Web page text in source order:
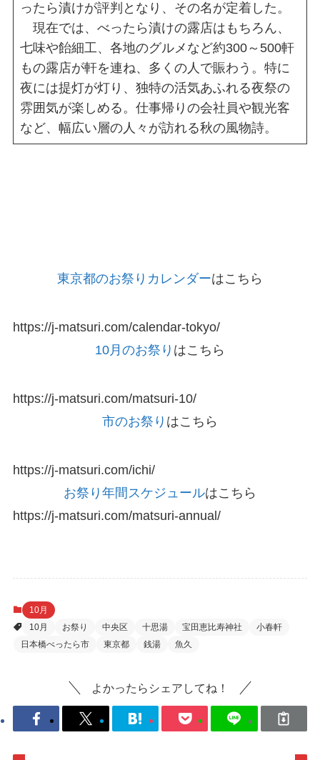
ったら漬けが評判となり、その名が定着した。
現在では、べったら漬けの露店はもちろん、
七味や飴細工、各地のグルメなど約300～500軒
もの露店が軒を連ね、多くの人で賑わう。特に
夜には提灯が灯り、独特の活気あふれる夜祭の
雰囲気が楽しめる。仕事帰りの会社員や観光客
など、幅広い層の人々が訪れる秋の風物詩。
東京都のお祭りカレンダーはこちら
https://j-matsuri.com/calendar-tokyo/
10月のお祭り はこちら
https://j-matsuri.com/matsuri-10/
市のお祭り はこちら
https://j-matsuri.com/ichi/
お祭り年間スケジュールはこちら
https://j-matsuri.com/matsuri-annual/
10月
10月
お祭り 中央区 十思湯 宝田恵比寿神社
小春軒
日本橋べったら市
東京都 銭湯 魚久
よかったらシェアしてね！